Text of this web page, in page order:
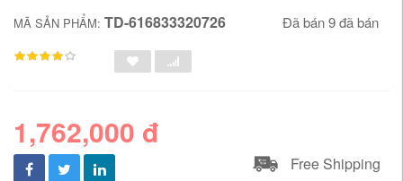
MÃ SẢN PHẨM: TD-616833320726 Đã bán 9 đã bán
1,762,000 đ
Free Shipping